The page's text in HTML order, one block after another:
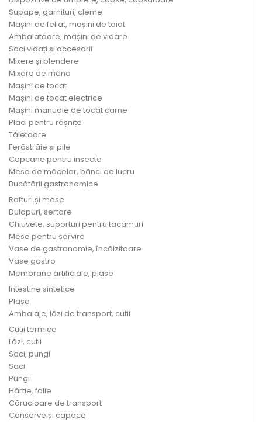
Supape, garnituri, cleme
Mașini de feliat, mașini de tăiat
Ambalatoare, mașini de vidare
Saci vidați și accesorii
Mixere și blendere
Mixere de mână
Mașini de tocat
Mașini de tocat electrice
Mașini manuale de tocat carne
Plăci pentru râșnițe
Tăietoare
Ferăstrăie și pile
Capcane pentru insecte
Mese de măcelar, bănci de lucru
Bucătării gastronomice
Rafturi și mese
Dulapuri, sertare
Chiuvete, suporturi pentru tacâmuri
Mese pentru servire
Vase de gastronomie, încălzitoare
Vase gastro
Membrane artificiale, plase
Intestine sintetice
Plasă
Ambalaje, lăzi de transport, cutii
Cutii termice
Lăzi, cutii
Saci, pungi
Saci
Pungi
Hârtie, folie
Cărucioare de transport
Conserve și capace